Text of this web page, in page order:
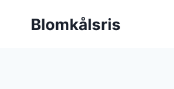
Blomkålsris